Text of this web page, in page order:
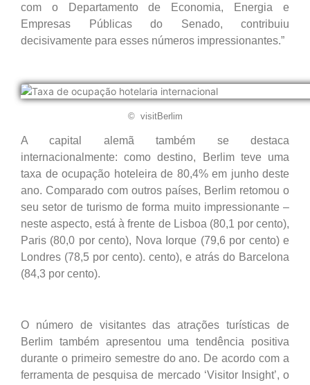
com o Departamento de Economia, Energia e
Empresas Públicas do Senado, contribuiu
decisivamente para esses números impressionantes.”
© visitBerlim
A capital alemã também se destaca
internacionalmente: como destino, Berlim teve uma
taxa de ocupação hoteleira de 80,4% em junho deste
ano. Comparado com outros países, Berlim retomou o
seu setor de turismo de forma muito impressionante –
neste aspecto, está à frente de Lisboa (80,1 por cento),
Paris (80,0 por cento), Nova Iorque (79,6 por cento) e
Londres (78,5 por cento). cento), e atrás do Barcelona
(84,3 por cento).
O número de visitantes das atrações turísticas de
Berlim também apresentou uma tendência positiva
durante o primeiro semestre do ano. De acordo com a
ferramenta de pesquisa de mercado ‘Visitor Insight’, o